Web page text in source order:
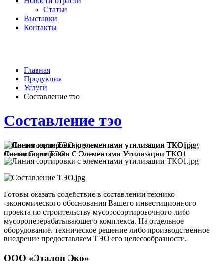
Статьи
Выставки
Контакты
Главная
Продукция
Услуги
Составление тэо
Составление тэо
Линия Сортировки С Элементами Утилизации ТКО
Линия Сортировки С Элементами Утилизации ТКО1
Составление ТЭО
Готовы оказать содействие в составлении технико
-экономического обоснования Вашего инвестиционного
проекта по строительству мусоросортировочного либо
мусороперерабатывающего комплекса. На отдельное
оборудование, техническое решение либо производственное
внедрение предоставляем ТЭО его целесообразности.
ООО «Эталон Эко»